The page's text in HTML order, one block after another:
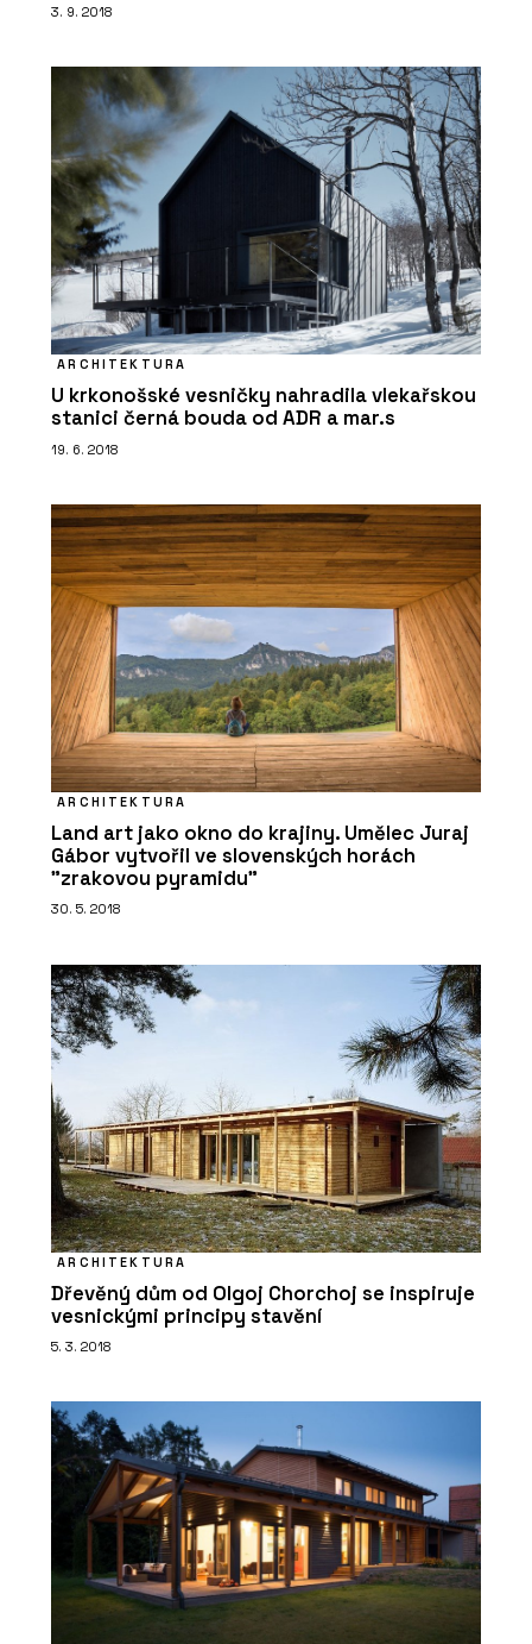
PRODUKTY
Konferenční židle Flexi Light - LD
Seating
PRODUKTY
ČLÁNKY
Nové kanceláře v budově ze 60. let
inspirované brutalismem navazují na
to nejlepší z minulosti
PRODUKTY
Pracovní křeslo Melody Design - LD
Seating
3. 9. 2018
ARCHITEKTURA
U krkonošské vesničky nahradila vlekařskou
stanici černá bouda od ADR a mar.s
19. 6. 2018
ARCHITEKTURA
Land art jako okno do krajiny. Umělec Juraj
Gábor vytvořil ve slovenských horách
"zrakovou pyramidu"
30. 5. 2018
ARCHITEKTURA
Dřevěný dům od Olgoj Chorchoj se inspiruje
vesnickými principy stavění
5. 3. 2018